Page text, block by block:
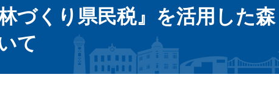
づくり県民税』を活用した森
て